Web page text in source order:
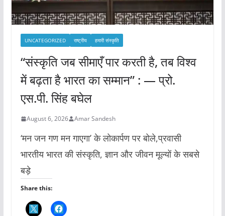
UNCATEGORIZED राष्ट्रीय हमारी संस्कृति
“संस्कृति जब सीमाएँ पार करती है, तब विश्व
में बढ़ता है भारत का सम्मान” : — प्रो.
एस.पी. सिंह बघेल
August 6, 2026 Amar Sandesh
‘मन जन गण मन गाएगा’ के लोकार्पण पर बोले,प्रवासी
भारतीय भारत की संस्कृति, ज्ञान और जीवन मूल्यों के सबसे
बड़े
Share this: